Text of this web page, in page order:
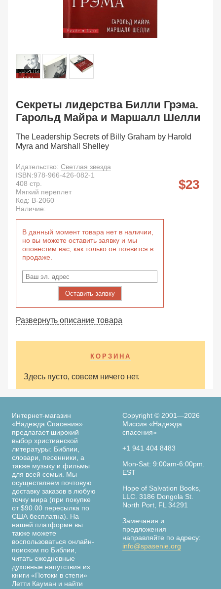
Секреты лидерства Билли Грэма.
Гарольд Майра и Маршалл Шелли
The Leadership Secrets of Billy Graham by Harold
Myra and Marshall Shelley
Идательство: Светлая звезда
23
ISBN:978-966-426-082-1
408 стр.
Мягкий переплет
Код: B-2060
Наличие:
В данный момент товара нет в наличии,
но вы можете оставить заявку и мы
оповестим вас, как только он появится в
продаже.
Оставить заявку
Развернуть описание товара
КОРЗИНА
Здесь пусто, совсем ничего нет.
Интернет-магазин
«Надежда Спасения»
предлагает широкий
выбор христианской
литературы: Библии,
словари, песенники, а
также музыку и фильмы
для всей семьи. Мы
осуществляем почтовую
доставку заказов в любую
точку мира (при покупке
от $90.00 пересылка по
США бесплатна). На
нашей платформе вы
также можете
воспользоваться онлайн-
поиском по Библии,
читать ежедневные
духовные напутствия из
книги «Потоки в степи»
Летти Кауман и найти
Copyright © 2001—2026
Миссия «Надежда
спасения»
+1 941 404 8483
Mon-Sat: 9:00am-6:00pm.
EST
Hope of Salvation Books,
LLC. 3186 Dongola St.
North Port, FL 34291
Замечания и
предложения
направляйте по адресу:
info@spasenie.org